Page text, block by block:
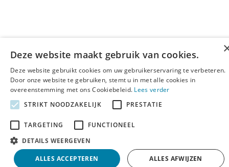
Deze website maakt gebruik van cookies.
Deze website gebruikt cookies om uw gebruikerservaring te verbeteren.
Door onze website te gebruiken, stemt u in met alle cookies in
overeenstemming met ons Cookiebeleid. Lees verder
STRIKT NOODZAKELIJK
PRESTATIE
TARGETING
FUNCTIONEEL
DETAILS WEERGEVEN
ALLES ACCEPTEREN ALLES AFWIJZEN